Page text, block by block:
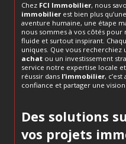
Chez FCI Immobilier, nous
immobilier est bien plus
aventure humaine, une étape
nous sommes à vos côtés
fluide et surtout inspirant.
uniques. Que vous recherchiez
achat ou un investissement
service notre expertise locale
réussir dans l’immobilier,
confiance et partager une
Des solutions
vos projets